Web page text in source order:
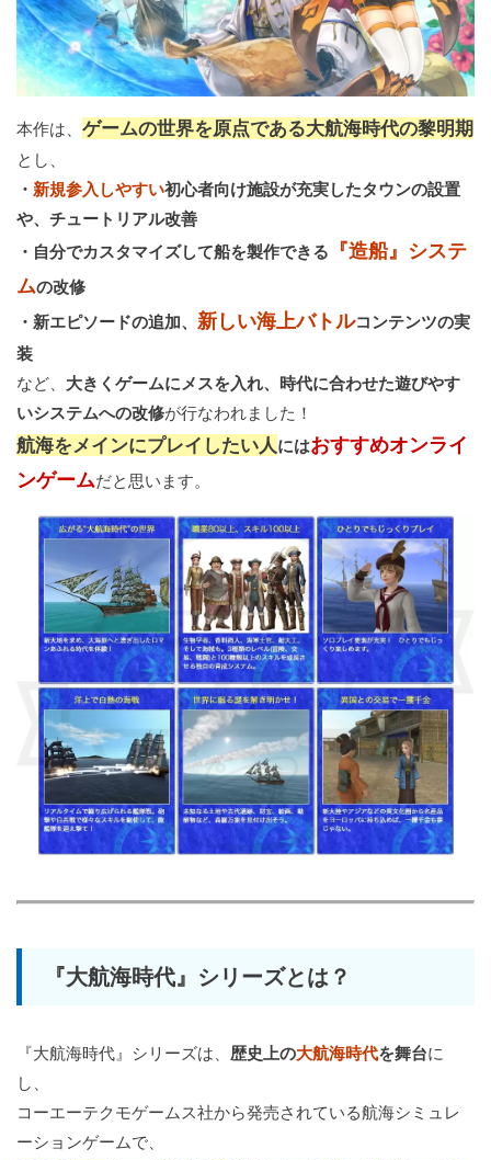
本作は、 ゲームの世界を原点である大航海時代の黎明期
とし、
・ 新規参入しやすい初心者向け施設が充実したタウンの設置
や、チュートリアル改善
・自分でカスタマイズして船を製作できる
『造船』システ
ムの改修
・新エピソードの追加、 新しい海上バトルコンテンツの実
装
など、 大きくゲームにメスを入れ、時代に合わせた遊びやす
いシステムへの改修が行なわれました！
航海をメインにプレイしたい人にはおすすめオンライ
ンゲームだと思います。
『大航海時代』シリーズとは？
『大航海時代』シリーズは、 歴史上の大航海時代を舞台に
し、
コーエーテクモゲームス社から発売されている航海シミュレ
ーションゲームで、